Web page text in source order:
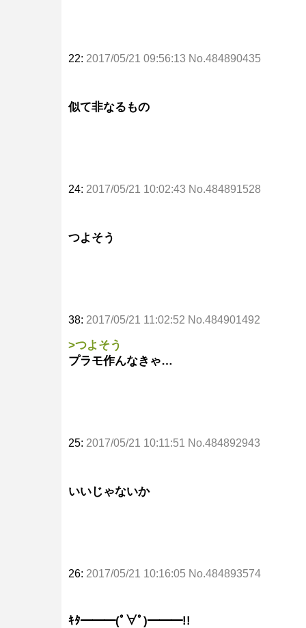
22: 2017/05/21 09:56:13 No.484890435
似て非なるもの
24: 2017/05/21 10:02:43 No.484891528
つよそう
38: 2017/05/21 11:02:52 No.484901492
>つよそう
プラモ作んなきゃ…
25: 2017/05/21 10:11:51 No.484892943
いいじゃないか
26: 2017/05/21 10:16:05 No.484893574
ｷﾀ━━━(ﾟ∀ﾟ)━━━!!